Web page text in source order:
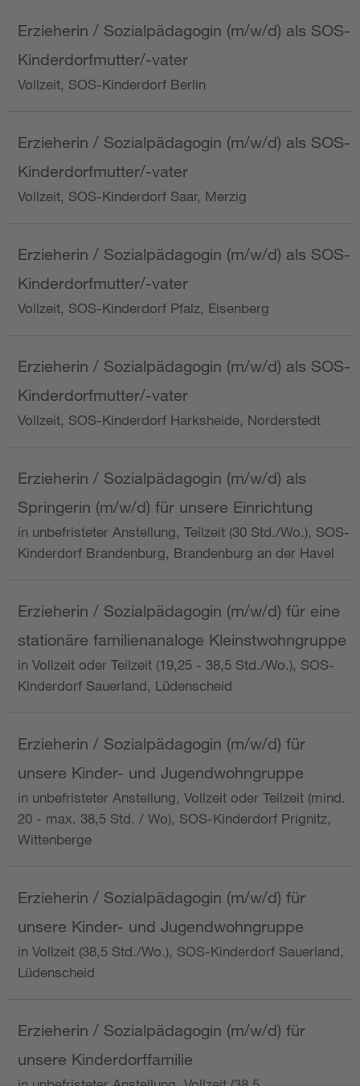
Erzieherin / Sozialpädagogin (m/w/d) als SOS-
Kinderdorfmutter/-vater
Vollzeit, SOS-Kinderdorf Berlin
Erzieherin / Sozialpädagogin (m/w/d) als SOS-
Kinderdorfmutter/-vater
Vollzeit, SOS-Kinderdorf Saar, Merzig
Erzieherin / Sozialpädagogin (m/w/d) als SOS-
Kinderdorfmutter/-vater
Vollzeit, SOS-Kinderdorf Pfalz, Eisenberg
Erzieherin / Sozialpädagogin (m/w/d) als SOS-
Kinderdorfmutter/-vater
Vollzeit, SOS-Kinderdorf Harksheide, Norderstedt
Erzieherin / Sozialpädagogin (m/w/d) als
Springerin (m/w/d) für unsere Einrichtung
in unbefristeter Anstellung, Teilzeit (30 Std./Wo.), SOS-
Kinderdorf Brandenburg, Brandenburg an der Havel
Erzieherin / Sozialpädagogin (m/w/d) für eine
stationäre familienanaloge Kleinstwohngruppe
in Vollzeit oder Teilzeit (19,25 - 38,5 Std./Wo.), SOS-
Kinderdorf Sauerland, Lüdenscheid
Erzieherin / Sozialpädagogin (m/w/d) für
unsere Kinder- und Jugendwohngruppe
in unbefristeter Anstellung, Vollzeit oder Teilzeit (mind.
20 - max. 38,5 Std. / Wo), SOS-Kinderdorf Prignitz,
Wittenberge
Erzieherin / Sozialpädagogin (m/w/d) für
unsere Kinder- und Jugendwohngruppe
in Vollzeit (38,5 Std./Wo.), SOS-Kinderdorf Sauerland,
Lüdenscheid
Erzieherin / Sozialpädagogin (m/w/d) für
unsere Kinderdorffamilie